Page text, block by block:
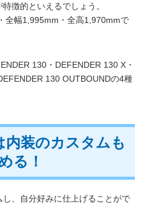
徴的といえるでしょう。
全幅1,995mm・全高1,970mmで
130・DEFENDER 130 X・
130 OUTBOUNDの4種
装のカスタムも
る！
、自分好みに仕上げることがで